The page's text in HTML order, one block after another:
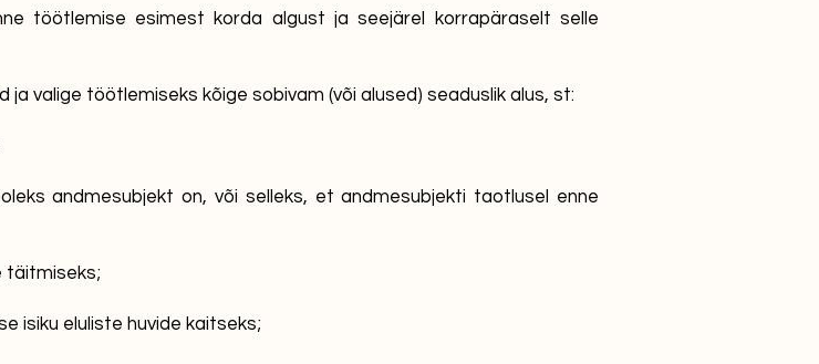
töötlemise esimest korda algust ja seejärel korrapäraselt selle
valige töötlemiseks kõige sobivam (või alused) seaduslik alus, st:
andmesubjekt on, või selleks, et andmesubjekti taotlusel enne
täitmiseks;
isiku eluliste huvide kaitseks;